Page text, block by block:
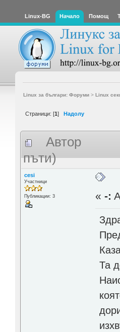
Linux-BG Начало Помощ
Linux за българи: Форуми> Linux
Страници: [1] Надолу
Автор
пъти)
cesi
Участници
Публикации: 3 «-:
Та